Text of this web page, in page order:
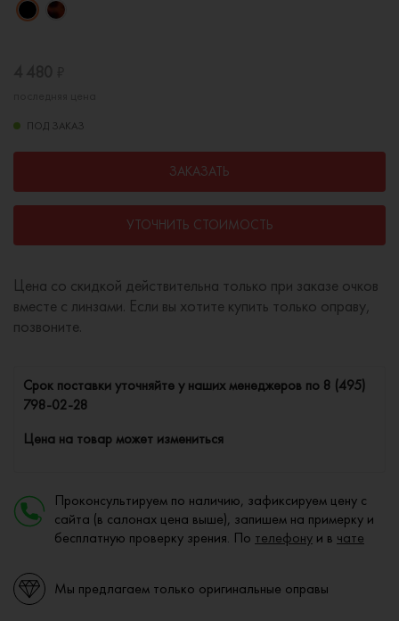
ПОД ЗАКАЗ
ЗАКАЗАТЬ
УТОЧНИТЬ СТОИМОСТЬ
Цена со скидкой действительна только при заказе очков
вместе с линзами. Если вы хотите купить только оправу,
позвоните.
Cрок поставки уточняйте у наших менеджеров по 8 (495)
798-02-28
Цена на товар может измениться
Проконсультируем по наличию, зафиксируем цену с
сайта (в салонах цена выше), запишем на примерку и
бесплатную проверку зрения. По телефону и в чате
Мы предлагаем только оригинальные оправы